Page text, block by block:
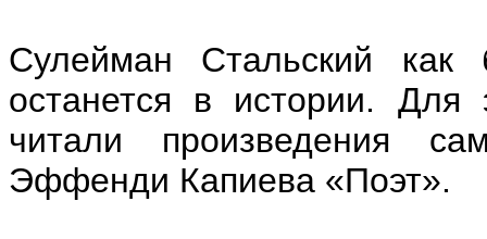
Сулейман Стальский
останется в истории. Для
читали произведения
Эффенди Капиева «Поэт».